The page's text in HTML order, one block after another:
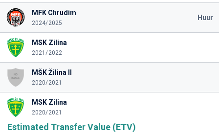
MFK Chrudim
2024/2025
Huur
MSK Zilina
2021/2022
MŠK Žilina II
2020/2021
MSK Zilina
2020/2021
Estimated Transfer Value (ETV)